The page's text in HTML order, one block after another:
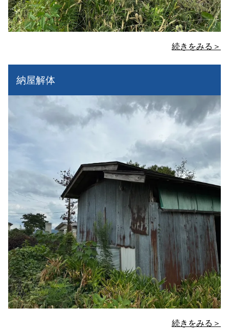
続きをみる＞
納屋解体
続きをみる＞